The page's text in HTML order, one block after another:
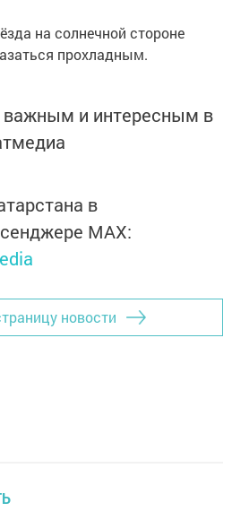
на солнечной стороне
прохладным.
и интересным в
в
MАХ:
новости